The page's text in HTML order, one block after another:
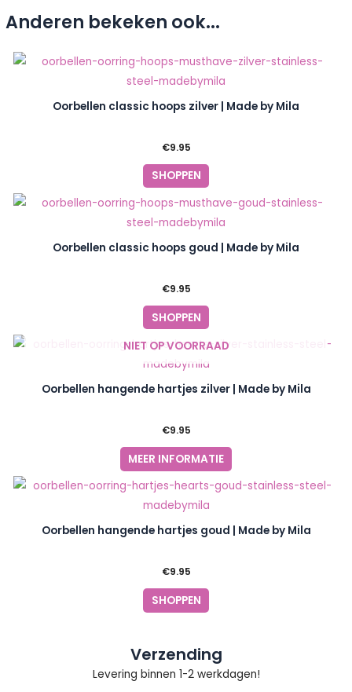
Anderen bekeken ook...
Oorbellen classic hoops zilver | Made by Mila
€9.95
SHOPPEN
Oorbellen classic hoops goud | Made by Mila
€9.95
SHOPPEN
NIET OP VOORRAAD
Oorbellen hangende hartjes zilver | Made by Mila
€9.95
MEER INFORMATIE
Oorbellen hangende hartjes goud | Made by Mila
€9.95
SHOPPEN
Verzending
Levering binnen 1-2 werkdagen!